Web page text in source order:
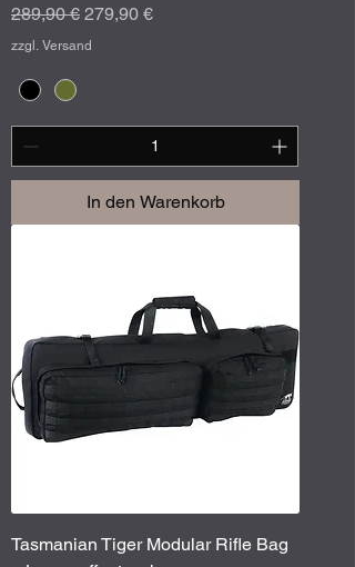
Standardpreis
289,90 € Sale-Preis
279,90 €
zzgl. Versand
In den Warenkorb
Tasmanian Tiger Modular Rifle Bag